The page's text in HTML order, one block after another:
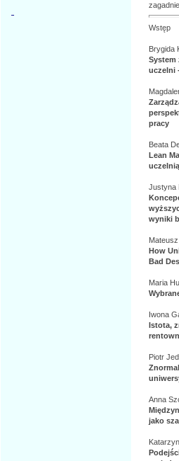
Wstęp
Brygida
System
uczelni
pracy
Beata
Lean
Justyna
wyniki
How
Bad
Maria
Iwona
Istota,
Piotr
Anna
jako